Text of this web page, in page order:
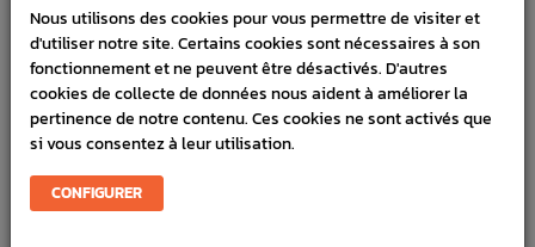
DÉTAILS DU PRODUIT
LIVRAISON
VÉHICULES COMPATIBLE
En stock :1
Nous utilisons des cookies pour vous permettre de visiter et
d'utiliser notre site. Certains cookies sont nécessaires à son
fonctionnement et ne peuvent être désactivés. D'autres
cookies de collecte de données nous aident à améliorer la
pertinence de notre contenu. Ces cookies ne sont activés que
si vous consentez à leur utilisation.
CONFIGURER